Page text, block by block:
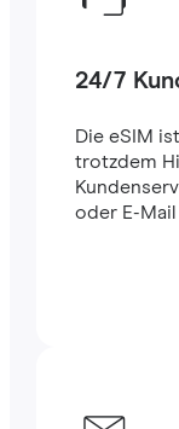
24/7
Die eSIM
trotzdem
oder E-